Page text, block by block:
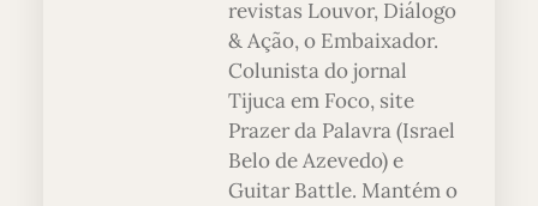
revistas Louvor, Diálogo
& Ação, o Embaixador.
Colunista do jornal
Tijuca em Foco, site
Prazer da Palavra (Israel
Belo de Azevedo) e
Guitar Battle. Mantém o